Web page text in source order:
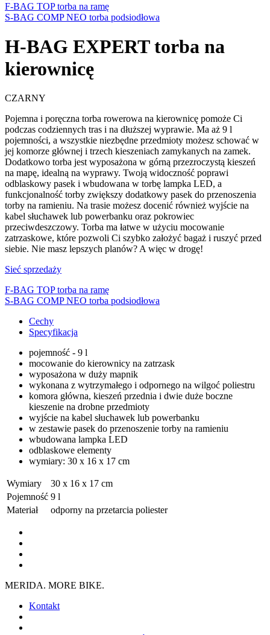
F-BAG TOP torba na ramę
S-BAG COMP NEO torba podsiodłowa
H-BAG EXPERT torba na
kierownicę
CZARNY
Pojemna i poręczna torba rowerowa na kierownicę pomoże Ci
podczas codziennych tras i na dłuższej wyprawie. Ma aż 9 l
pojemności, a wszystkie niezbędne przedmioty możesz schować w
jej komorze głównej i trzech kieszeniach zamykanych na zamek.
Dodatkowo torba jest wyposażona w górną przezroczystą kieszeń
na mapę, idealną na wyprawy. Twoją widoczność poprawi
odblaskowy pasek i wbudowana w torbę lampka LED, a
funkcjonalność torby zwiększy dodatkowy pasek do przenoszenia
torby na ramieniu. Na trasie możesz docenić również wyjście na
kabel słuchawek lub powerbanku oraz pokrowiec
przeciwdeszczowy. Torba ma łatwe w użyciu mocowanie
zatrzaskowe, które pozwoli Ci szybko założyć bagaż i ruszyć przed
siebie. Nie masz lepszych planów? A więc w drogę!
Sieć sprzedaży
F-BAG TOP torba na ramę
S-BAG COMP NEO torba podsiodłowa
Cechy
Specyfikacja
pojemność - 9 l
mocowanie do kierownicy na zatrzask
wyposażona w duży mapnik
wykonana z wytrzymałego i odpornego na wilgoć poliestru
komora główna, kieszeń przednia i dwie duże boczne
kieszenie na drobne przedmioty
wyjście na kabel słuchawek lub powerbanku
w zestawie pasek do przenoszenie torby na ramieniu
wbudowana lampka LED
odblaskowe elementy
wymiary: 30 x 16 x 17 cm
Wymiary
30 x 16 x 17 cm
Pojemność 9 l
Materiał
odporny na przetarcia poliester
MERIDA. MORE BIKE.
Kontakt